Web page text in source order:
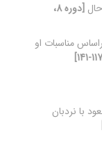
[دوره 8،
مناسبات او
با نردبان